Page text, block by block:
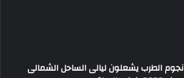
نجوم الطرب يشعلون ليالى الساحل الشمالى